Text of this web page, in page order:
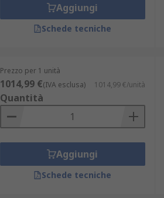
Aggiungi
Schede tecniche
Prezzo per 1 unità
1014,99 €(IVA esclusa) 1014,99 €/unità
Quantità
Aggiungi
Schede tecniche